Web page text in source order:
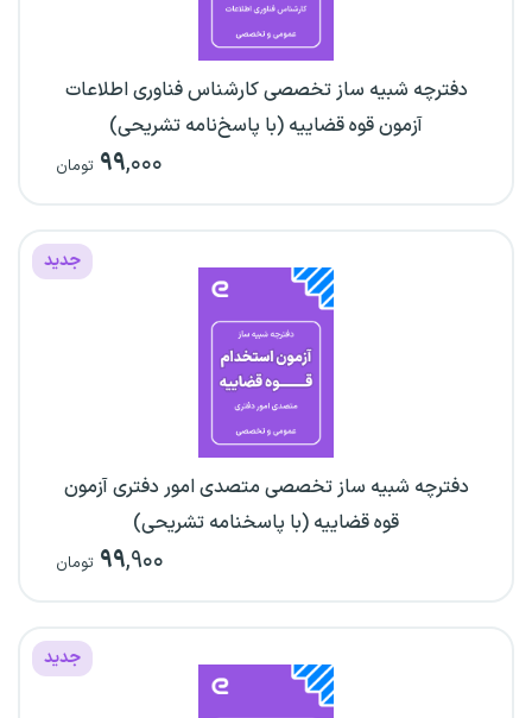
دفترچه شبیه ساز تخصصی کارشناس فناوری اطلاعات
آزمون قوه قضاییه (با پاسخ‌نامه تشریحی)
۹۹,۰۰۰ تومان
جدید
دفترچه شبیه ساز تخصصی متصدی امور دفتری آزمون
قوه قضاییه (با پاسخنامه تشریحی)
۹۹,۹۰۰ تومان
جدید